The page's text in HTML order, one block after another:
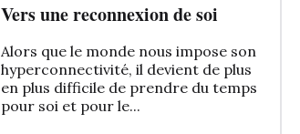
Vers une reconnexion de soi
Alors que le monde nous impose son
hyperconnectivité, il devient de plus
en plus difficile de prendre du temps
pour soi et pour le...